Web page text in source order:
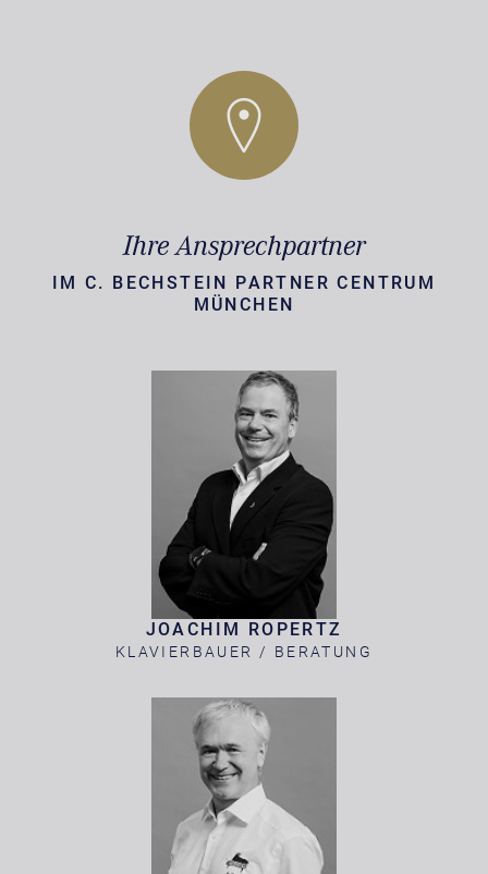
Ihre Ansprechpartner
IM C. BECHSTEIN PARTNER CENTRUM
MÜNCHEN
JOACHIM ROPERTZ
KLAVIERBAUER / BERATUNG